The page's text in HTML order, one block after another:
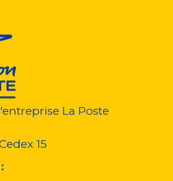
La Poste
15